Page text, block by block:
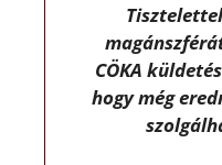
CÖKA
hogy még